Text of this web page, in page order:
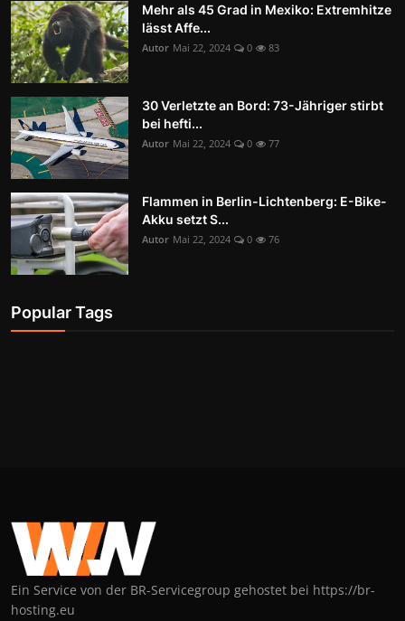
Mehr als 45 Grad in Mexiko: Extremhitze
lässt Affe...
Autor Mai 22, 2024 0 83
30 Verletzte an Bord: 73-Jähriger stirbt
bei hefti...
Autor Mai 22, 2024 0 77
Flammen in Berlin-Lichtenberg: E-Bike-
Akku setzt S...
Autor Mai 22, 2024 0 76
Popular Tags
Ein Service von der BR-Servicegroup gehostet bei https://br-
hosting.eu